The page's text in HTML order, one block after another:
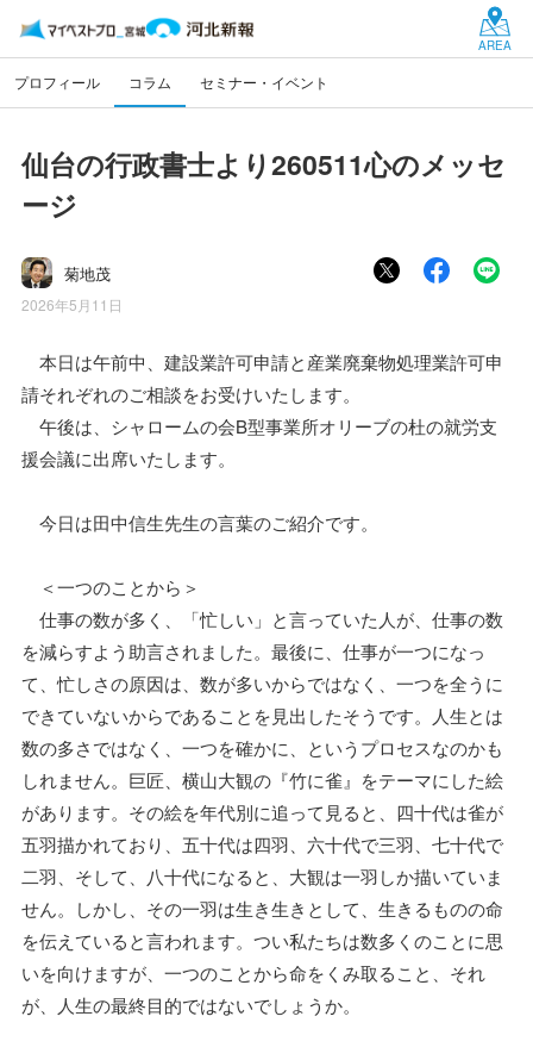
AREA
プロフィール コラム セミナー・イベント
仙台の行政書士より260511心のメッセ
ージ
菊地茂
2026年5月11日
本日は午前中、建設業許可申請と産業廃棄物処理業許可申
請それぞれのご相談をお受けいたします。
午後は、シャロームの会B型事業所オリーブの杜の就労支
援会議に出席いたします。
今日は田中信生先生の言葉のご紹介です。
＜一つのことから＞
仕事の数が多く、「忙しい」と言っていた人が、仕事の数
を減らすよう助言されました。最後に、仕事が一つになっ
て、忙しさの原因は、数が多いからではなく、一つを全うに
できていないからであることを見出したそうです。人生とは
数の多さではなく、一つを確かに、というプロセスなのかも
しれません。巨匠、横山大観の『竹に雀』をテーマにした絵
があります。その絵を年代別に追って見ると、四十代は雀が
五羽描かれており、五十代は四羽、六十代で三羽、七十代で
二羽、そして、八十代になると、大観は一羽しか描いていま
せん。しかし、その一羽は生き生きとして、生きるものの命
を伝えていると言われます。つい私たちは数多くのことに思
いを向けますが、一つのことから命をくみ取ること、それ
が、人生の最終目的ではないでしょうか。